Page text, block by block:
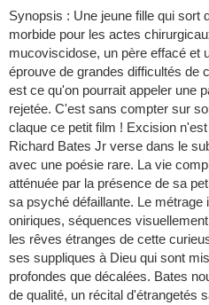
Synopsis : Une jeune fille qui sort
morbide pour les actes
mucoviscidose, un père effacé et
éprouve de grandes difficultés de
est ce qu'on pourrait appeler une
rejetée. C'est sans compter sur
claque ce petit film ! Excision
Richard Bates Jr verse dans le
avec une poésie rare. La vie
atténuée par la présence de sa
sa psyché défaillante. Le métrage
oniriques, séquences
les rêves étranges de cette
ses suppliques à Dieu qui sont
profondes que décalées. Bates
de qualité, un récital d'étrangetés